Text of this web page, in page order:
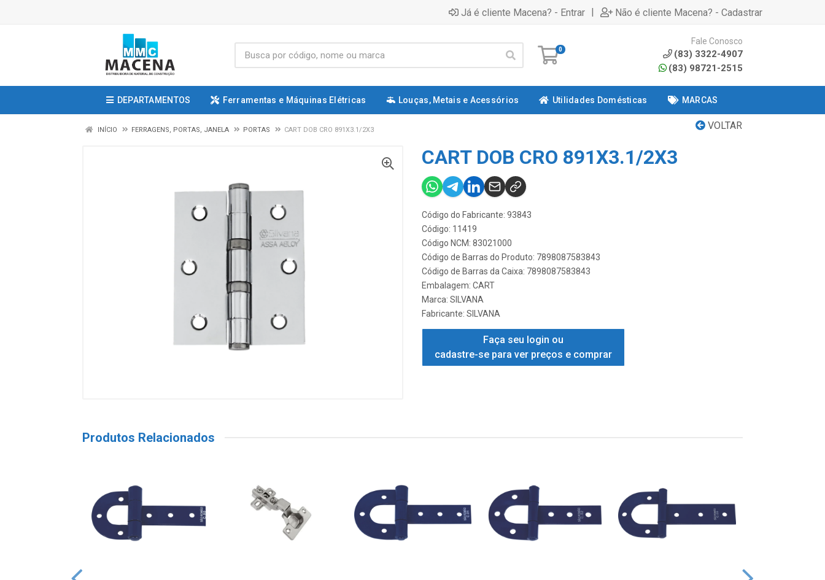
Já é cliente Macena? - Entrar | Não é cliente Macena? - Cadastrar
0
Fale Conosco
(83) 3322-4907
(83) 98721-2515
DEPARTAMENTOS Ferramentas e Máquinas Elétricas Louças, Metais e Acessórios Utilidades Domésticas MARCAS
VOLTAR
INÍCIO FERRAGENS, PORTAS, JANELA PORTAS CART DOB CRO 891X3.1/2X3
CART DOB CRO 891X3.1/2X3
Código do Fabricante: 93843
Código: 11419
Código NCM: 83021000
Código de Barras do Produto: 7898087583843
Código de Barras da Caixa: 7898087583843
Embalagem: CART
Marca: SILVANA
Fabricante: SILVANA
Faça seu login ou
cadastre-se para ver preços e comprar
Produtos Relacionados